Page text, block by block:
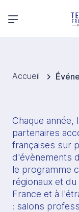
Menu principal
Accueil
Chaque année,
partenaires
françaises sur
d'évènements
le programme
régionaux et
France et à
: salons